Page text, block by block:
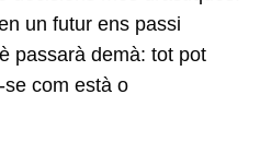
un futur ens passi
passarà demà: tot pot
com està o